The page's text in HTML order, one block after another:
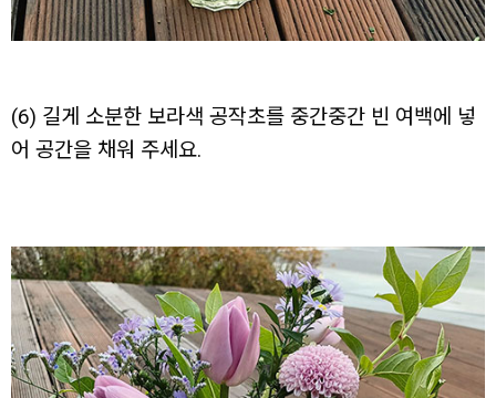
(6) 길게 소분한 보라색 공작초를 중간중간 빈 여백에 넣
어 공간을 채워 주세요.